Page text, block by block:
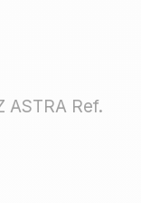
ASTRA Ref.